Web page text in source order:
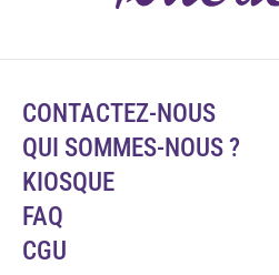
CONTACTEZ-NOUS
QUI SOMMES-NOUS ?
KIOSQUE
FAQ
CGU